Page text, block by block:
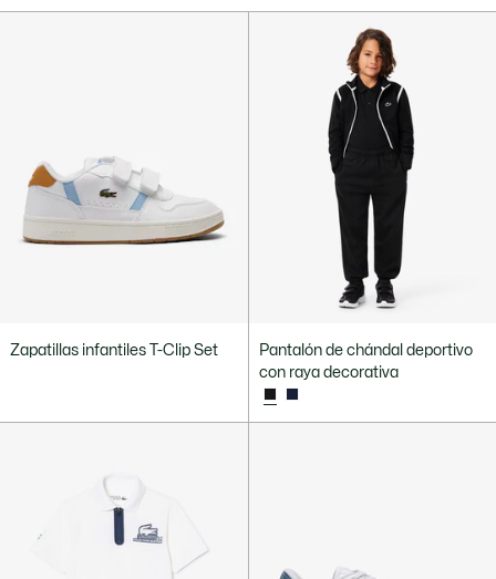
Zapatillas infantiles T-Clip Set
Pantalón de chándal deportivo
con raya decorativa